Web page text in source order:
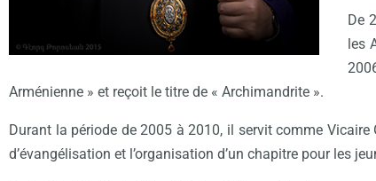
De
les
Arménienne » et reçoit le titre de « Archimandrite ».
Durant la période de 2005 à 2010, il servit comme
d’évangélisation et l’organisation d’un chapitre pour les